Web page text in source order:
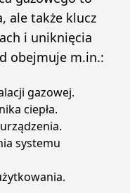
ale także klucz
i uniknięcia
obejmuje m.in.:
gazowej.
ciepła.
systemu